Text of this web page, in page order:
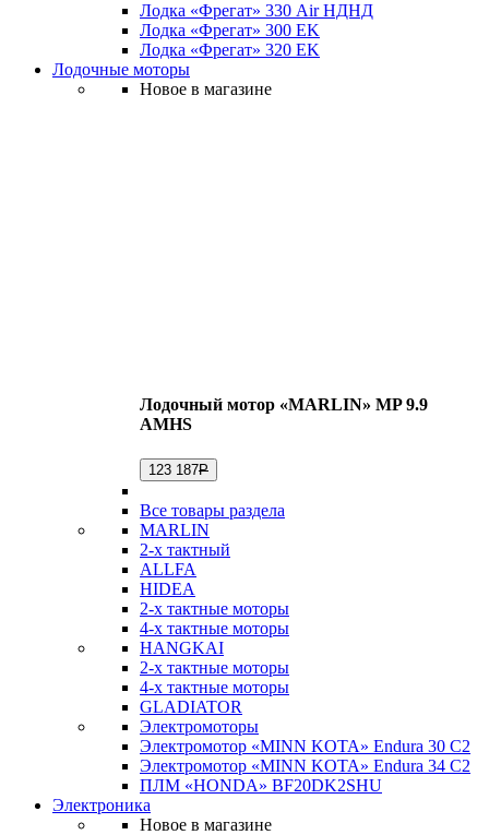
Лодка «Фрегат» 330 Air НДНД
Лодка «Фрегат» 300 ЕK
Лодка «Фрегат» 320 ЕK
Лодочные моторы
Новое в магазине
Лодочный мотор «MARLIN» MP 9.9
AMHS
123 187Р
Все товары раздела
MARLIN
2-х тактный
ALLFA
HIDEA
2-х тактные моторы
4-х тактные моторы
HANGKAI
2-х тактные моторы
4-х тактные моторы
GLADIATOR
Электромоторы
Электромотор «MINN KOTA» Endura 30 C2
Электромотор «MINN KOTA» Endura 34 C2
ПЛМ «HONDA» BF20DK2SHU
Электроника
Новое в магазине